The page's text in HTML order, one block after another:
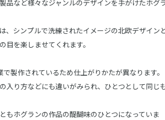
品など様々なジャンルのデザインを手がけたホグ
、シンプルで洗練されたイメージの北欧デザイン
目を楽しませてくれます。
製作されているため仕上がりかたが異なります。
入り方などにも違いがみられ、ひとつとして同じ
もホグランの作品の醍醐味のひとつになっていま